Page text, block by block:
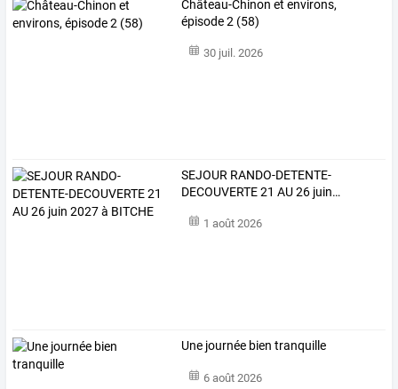
Château-Chinon et environs,
épisode 2 (58)
30 juil. 2026
SEJOUR RANDO-DETENTE-
DECOUVERTE21 AU26 juin…
1 août 2026
Une journée bien tranquille
6 août 2026